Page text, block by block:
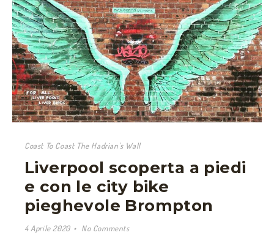
Coast To Coast The Hadrian's Wall
Liverpool scoperta a piedi
e con le city bike
pieghevole Brompton
4 Aprile 2020 No Comments